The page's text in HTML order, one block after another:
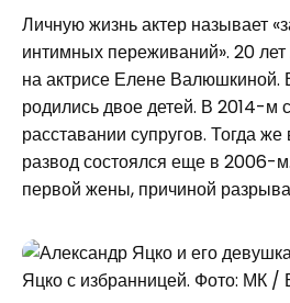
Личную жизнь актер называет
интимных переживаний». 20
на актрисе Елене Валюшкиной.
родились двое детей. В 2014-м
расставании супругов. Тогда
развод состоялся еще в 2006-
первой жены, причиной
Яцко с избранницей. Фото: МК /